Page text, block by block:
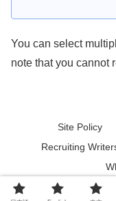
You can select
note that you cannot
Site Policy
Recruiting